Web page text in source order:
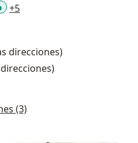
+5a11y_sr_more_diseases
direcciones)
(3)